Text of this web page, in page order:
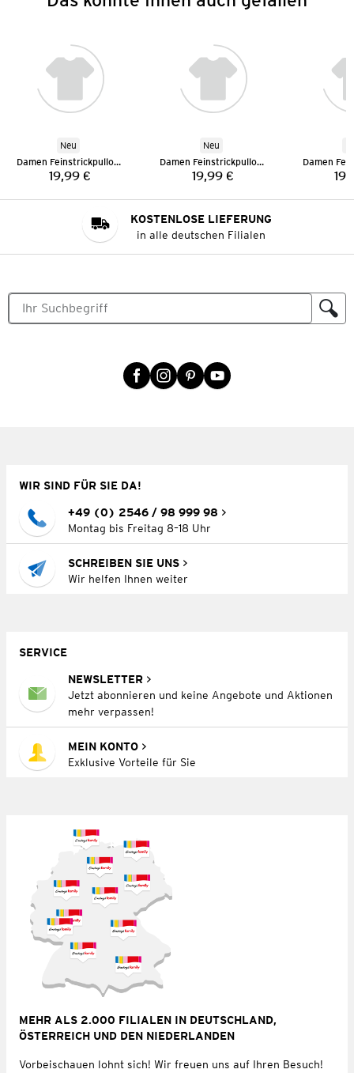
Neu
Damen Feinstrickpullover
Preis:
19,99 €
Neu
Damen Feinstrickpullover
Preis:
19,99 €
KOSTENLOSE LIEFERUNG
in alle deutschen Filialen
WIR SIND FÜR SIE DA!
+49 (0) 2546 / 98 999 98
Montag bis Freitag 8–18 Uhr
SCHREIBEN SIE UNS
Wir helfen Ihnen weiter
SERVICE
NEWSLETTER
Jetzt abonnieren und keine Angebote und Aktionen
mehr verpassen!
MEIN KONTO
Exklusive Vorteile für Sie
MEHR ALS 2.000 FILIALEN IN DEUTSCHLAND,
ÖSTERREICH UND DEN NIEDERLANDEN
Vorbeischauen lohnt sich! Wir freuen uns auf Ihren Besuch!